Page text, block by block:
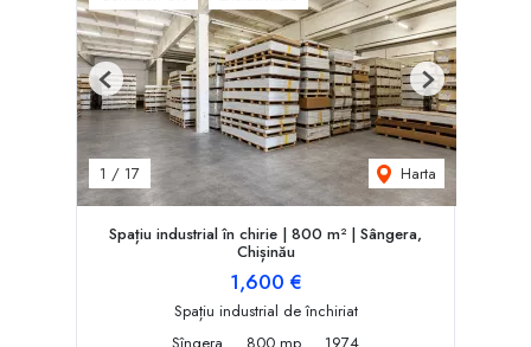
1 / 17 Harta
Previous Next
Spațiu industrial în chirie | 800 m² | Sângera,
Chișinău
1,600 €
Spațiu industrial de închiriat